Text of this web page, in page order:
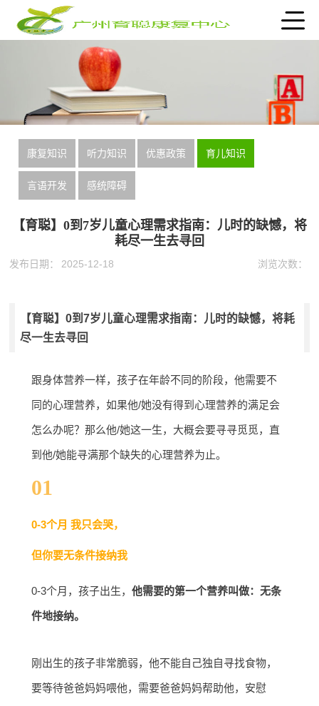
康复知识 听力知识 优惠政策 育儿知识
言语开发 感统障碍
【育聪】0到7岁儿童心理需求指南：儿时的缺憾，将
耗尽一生去寻回
发布日期： 2025-12-18 浏览次数：
【育聪】0到7岁儿童心理需求指南：儿时的缺憾，将耗
尽一生去寻回
跟身体营养一样，孩子在年龄不同的阶段，他需要不
同的心理营养，如果他/她没有得到心理营养的满足会
怎么办呢？那么他/她这一生，大概会要寻寻觅觅，直
到他/她能寻满那个缺失的心理营养为止。
01
0-3个月 我只会哭，
但你要无条件接纳我
0-3个月，孩子出生，他需要的第一个营养叫做：无条
件地接纳。
刚出生的孩子非常脆弱，他不能自己独自寻找食物，
要等待爸爸妈妈喂他，需要爸爸妈妈帮助他，安慰